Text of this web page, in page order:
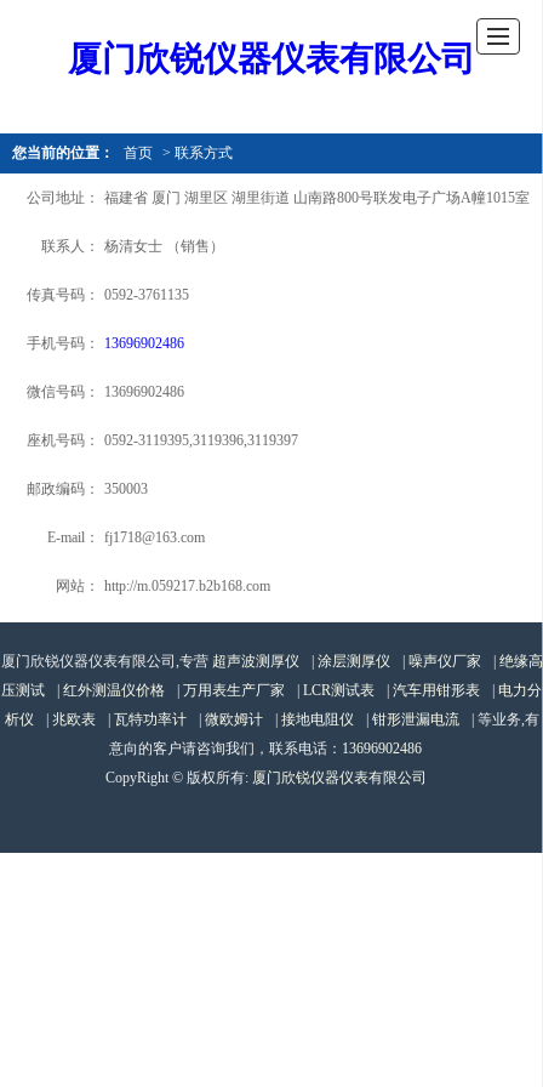
厦门欣锐仪器仪表有限公司
您当前的位置： 首页 > 联系方式
公司地址： 福建省 厦门 湖里区 湖里街道 山南路800号联发电子广场A幢1015室
联系人： 杨清女士 （销售）
传真号码： 0592-3761135
手机号码： 13696902486
微信号码： 13696902486
座机号码： 0592-3119395,3119396,3119397
邮政编码： 350003
E-mail： fj1718@163.com
网站： http://m.059217.b2b168.com
厦门欣锐仪器仪表有限公司,专营 超声波测厚仪 涂层测厚仪 噪声仪厂家
绝缘高
压测试
红外测温仪价格 万用表生产厂家 LCR测试表 汽车用钳形表
电力分
析仪
兆欧表 瓦特功率计 微欧姆计 接地电阻仪 钳形泄漏电流
| 等业务,有
意向的客户请咨询我们，联系电话： 13696902486
CopyRight © 版权所有: 厦门欣锐仪器仪表有限公司